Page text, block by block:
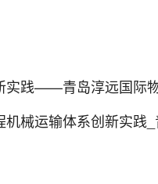
淳远国际物流的战略突
输体系创新实践_青岛